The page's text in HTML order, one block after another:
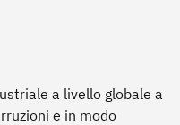
a livello globale a
e in modo